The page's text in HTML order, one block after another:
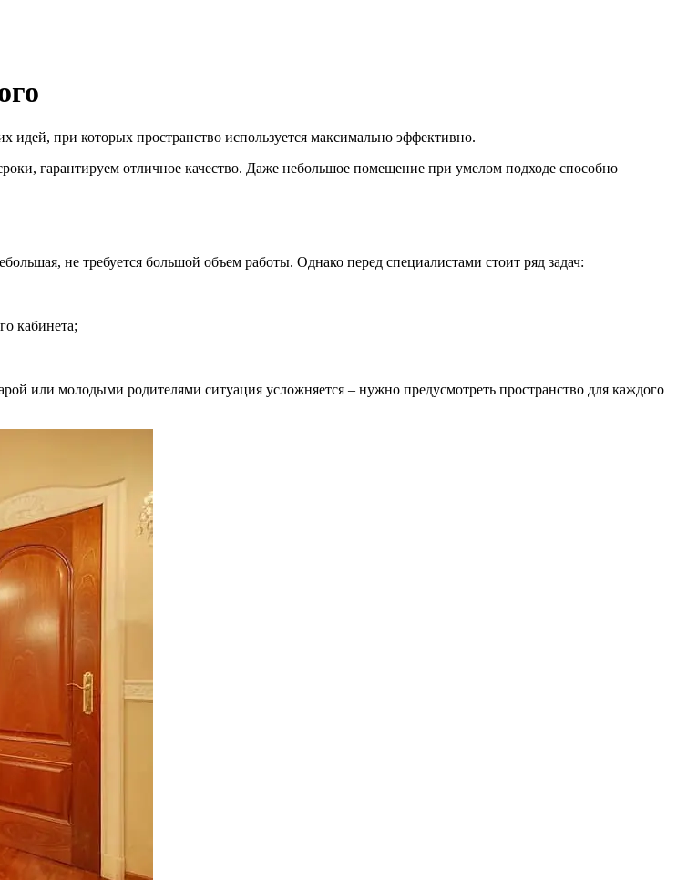
идей, при которых пространство используется максимально эффективно.
гарантируем отличное качество. Даже небольшое помещение при умелом подходе способно
не требуется большой объем работы. Однако перед специалистами стоит ряд задач:
кабинета;
или молодыми родителями ситуация усложняется – нужно предусмотреть пространство для каждого